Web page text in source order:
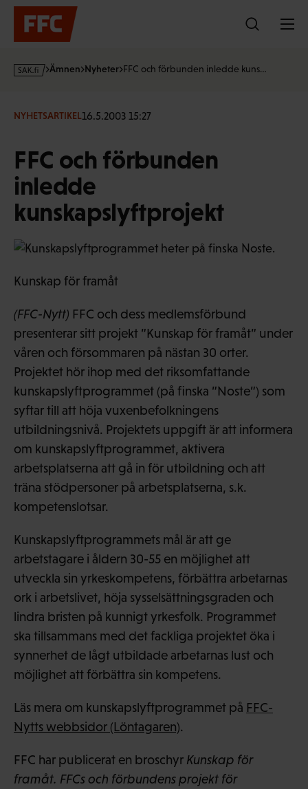
Hoppa
innehållet
s
·
Ämnen Nyheter FFC och förbunden inledde kuns…
NYHETSARTIKEL16.5.2003 15:27
FFC och förbunden
inledde
kunskapslyftprojekt
Kunskap för framåt
(FFC-Nytt) FFC och dess medlemsförbund
presenterar sitt projekt ”Kunskap för framåt” under
våren och försommaren på nästan 30 orter.
Projektet hör ihop med det riksomfattande
kunskapslyftprogrammet (på finska ”Noste”) som
syftar till att höja vuxenbefolkningens
utbildningsnivå. Projektets uppgift är att informera
om kunskapslyftprogrammet, aktivera
arbetsplatserna att gå in för utbildning och att
träna stödpersoner på arbetsplatserna, s.k.
kompetenslotsar.
Kunskapslyftprogrammets mål är att ge
arbetstagare i åldern 30-55 en möjlighet att
utveckla sin yrkeskompetens, förbättra arbetarnas
ork i arbetslivet, höja sysselsättningsgraden och
lindra bristen på kunnigt yrkesfolk. Programmet
ska tillsammans med det fackliga projektet öka i
synnerhet de lågt utbildade arbetarnas lust och
möjlighet att förbättra sin kompetens.
Läs mera om kunskapslyftprogrammet på FFC-
Nytts webbsidor (Löntagaren).
FFC har publicerat en broschyr Kunskap för
framåt. FFCs och förbundens projekt för